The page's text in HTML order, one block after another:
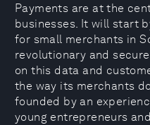
Payments are at the
businesses. It will start
for small merchants in
revolutionary and
on this data and
the way its merchants
founded by an
young entrepreneurs